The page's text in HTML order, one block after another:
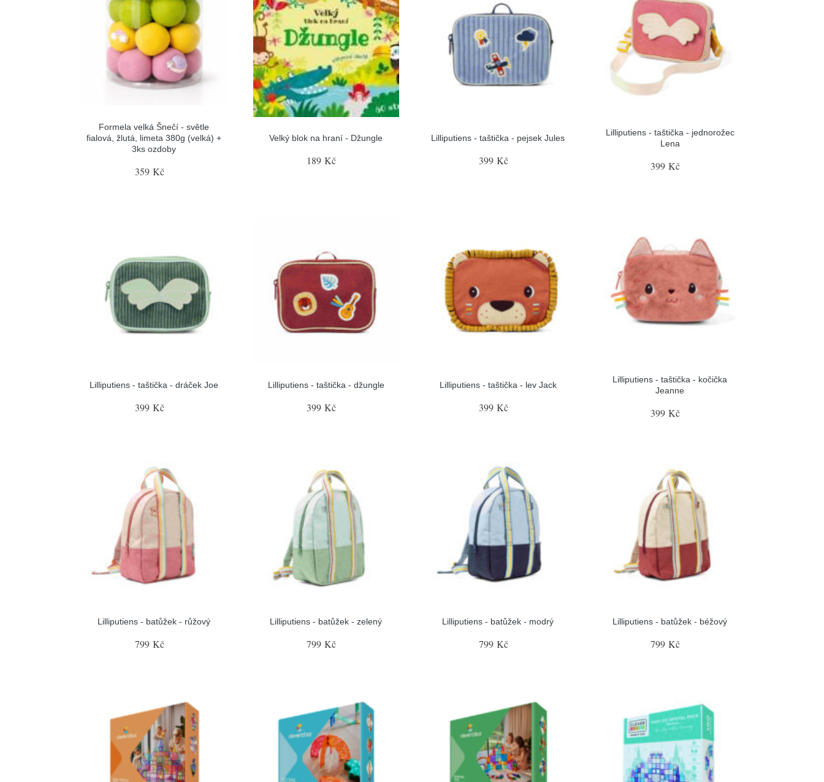
Formela velká Šnečí - světle
fialová, žlutá, limeta 380g (velká) +
3ks ozdoby
359 Kč
Velký blok na hraní - Džungle
189 Kč
Lilliputiens - taštička - pejsek Jules
399 Kč
Lilliputiens - taštička - jednorožec
Lena
399 Kč
Lilliputiens - taštička - dráček Joe
399 Kč
Lilliputiens - taštička - džungle
399 Kč
Lilliputiens - taštička - lev Jack
399 Kč
Lilliputiens - taštička - kočička
Jeanne
399 Kč
Lilliputiens - batůžek - růžový
799 Kč
Lilliputiens - batůžek - zelený
799 Kč
Lilliputiens - batůžek - modrý
799 Kč
Lilliputiens - batůžek - béžový
799 Kč